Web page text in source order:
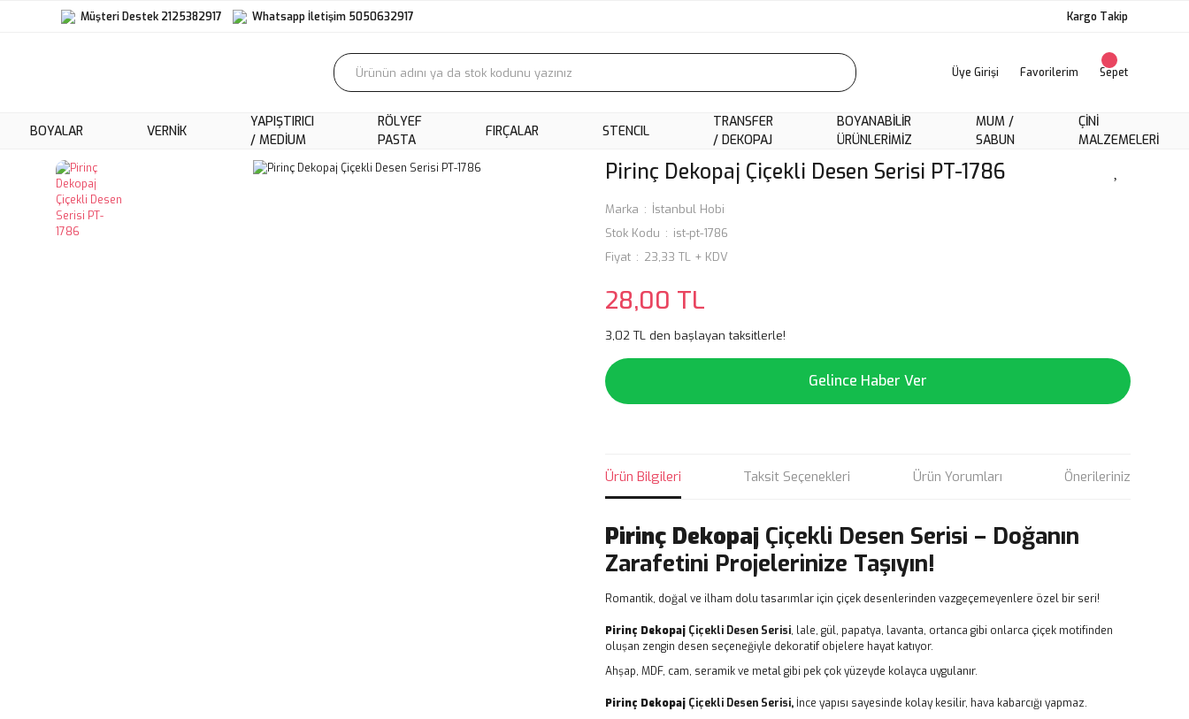
Müşteri Destek 2125382917 Whatsapp İletişim 5050632917 Kargo Takip
Üye Girişi Favorilerim Sepet
BOYALAR VERNIK
YAPIŞTIRICI
/ MEDIUM
RÖLYEF
PASTA
FIRÇALAR STENCIL
TRANSFER
/ DEKOPAJ
BOYANABILIR
ÜRÜNLERIMIZ
MUM /
SABUN
ÇINI
MALZEMELERI
Pirinç Dekopaj Çiçekli Desen Serisi PT-1786
Marka
İstanbul Hobi
Stok Kodu
ist-pt-1786
Fiyat
23,33 TL + KDV
28,00 TL
3,02 TL den başlayan taksitlerle!
Gelince Haber Ver
Ürün Bilgileri Taksit Seçenekleri Ürün Yorumları Önerileriniz
Pirinç Dekopaj Çiçekli Desen Serisi – Doğanın
Zarafetini Projelerinize Taşıyın!
Romantik, doğal ve ilham dolu tasarımlar için çiçek desenlerinden vazgeçemeyenlere özel bir seri!
Pirinç Dekopaj Çiçekli Desen Serisi, lale, gül, papatya, lavanta, ortanca gibi onlarca çiçek motifinden
oluşan zengin desen seçeneğiyle dekoratif objelere hayat katıyor.
Ahşap, MDF, cam, seramik ve metal gibi pek çok yüzeyde kolayca uygulanır.
Pirinç Dekopaj Çiçekli Desen Serisi, İnce yapısı sayesinde kolay kesilir, hava kabarcığı yapmaz.